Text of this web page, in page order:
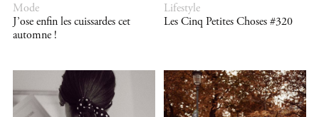
Mode
J’ose enfin les cuissardes cet
automne !
Lifestyle
Les Cinq Petites Choses #320